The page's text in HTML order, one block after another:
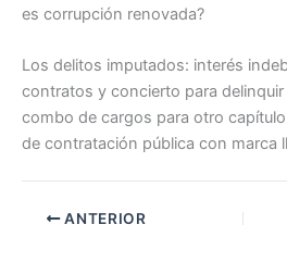
es corrupción renovada?
Los delitos imputados: interés
contratos y concierto para
combo de cargos para otro
de contratación pública con marca
ANTERIOR